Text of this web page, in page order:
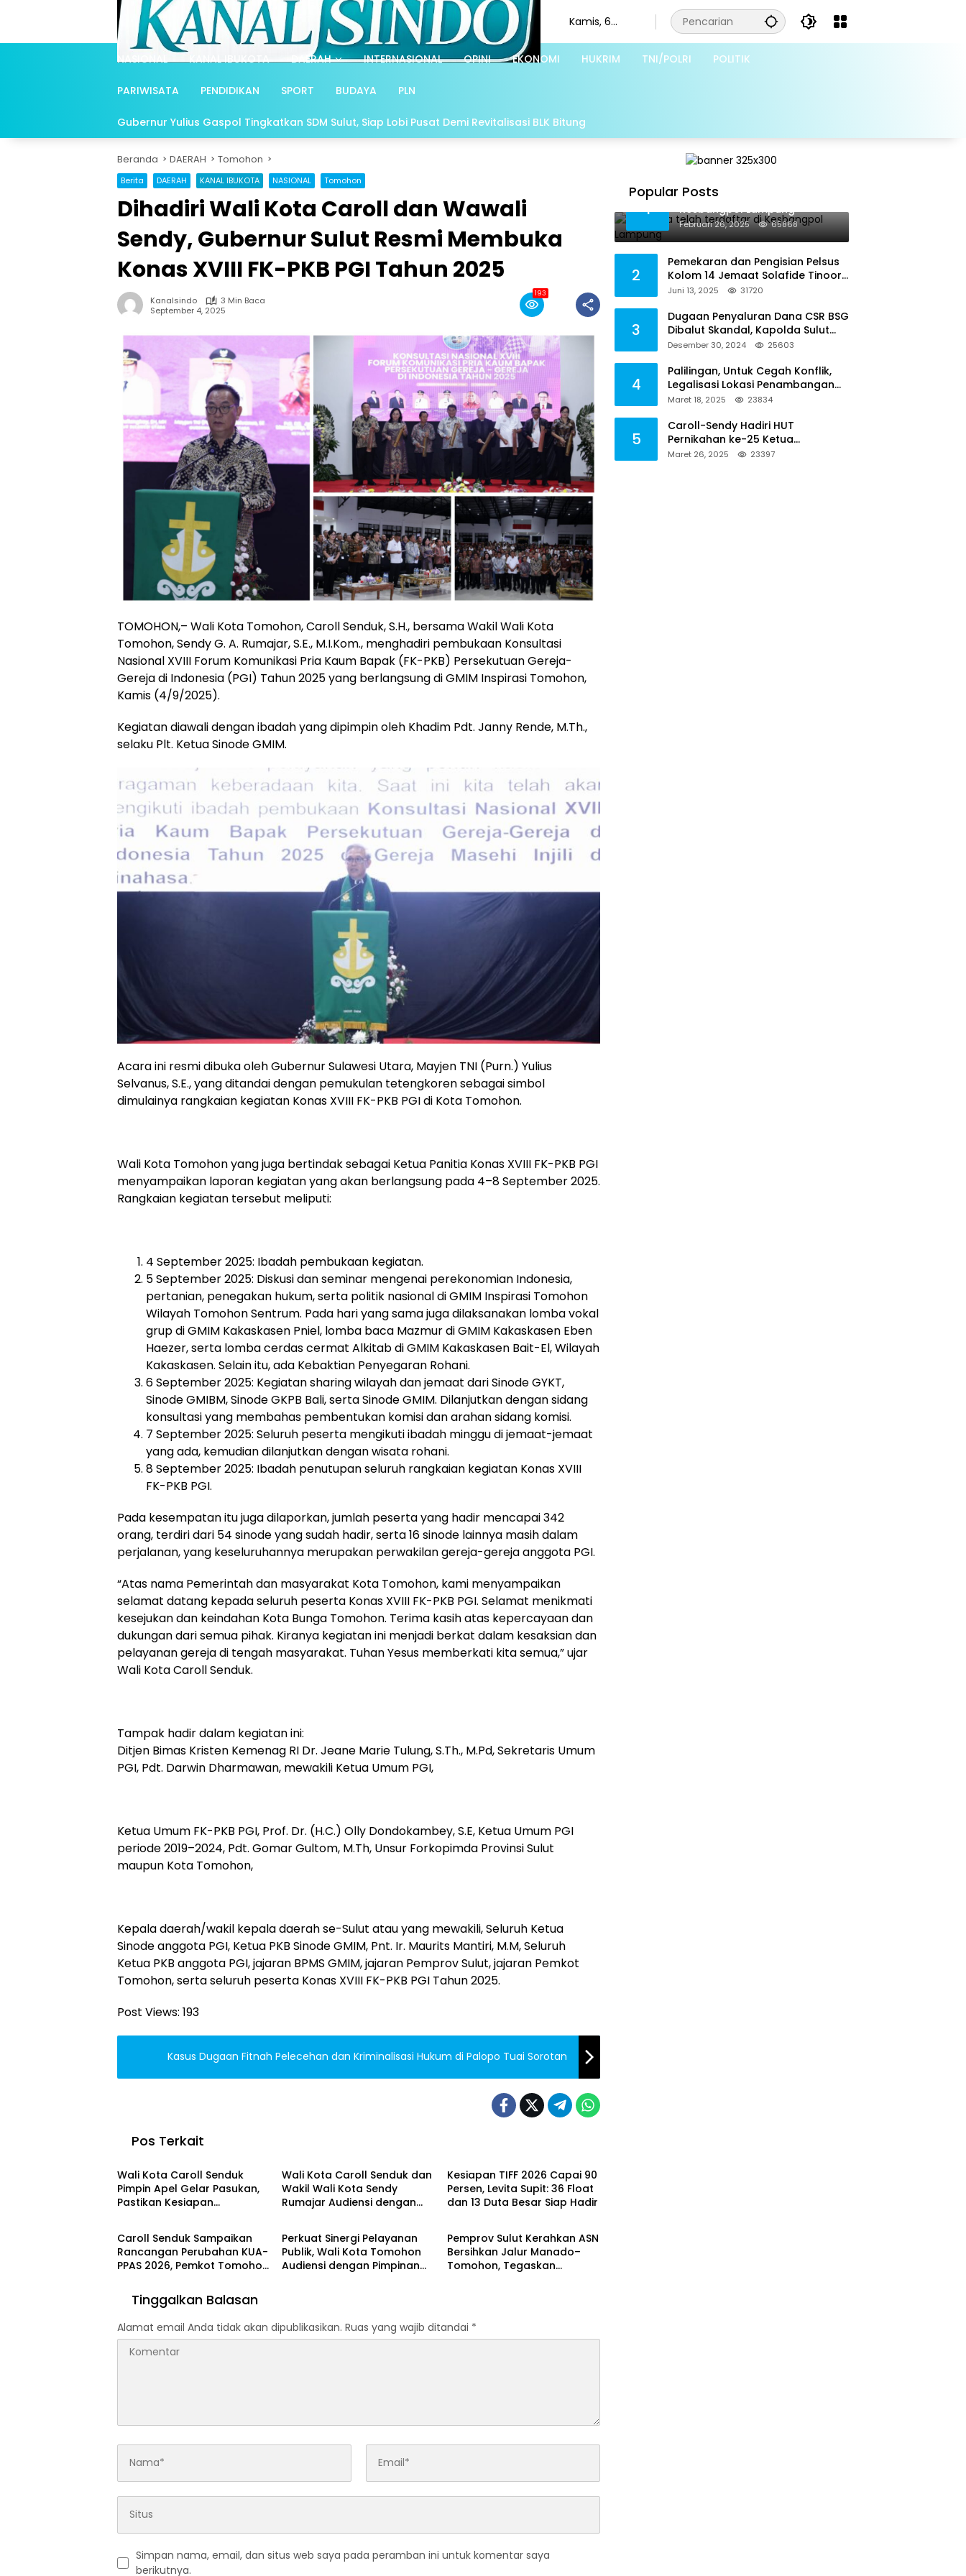
Kamis, 6
NASIONAL
KANAL IBUKOTA DAERAH INTERNASIONAL OPINI EKONOMI HUKRIM TNI/POLRI POLITIK
PARIWISATA PENDIDIKAN SPORT BUDAYA PLN
Gubernur Yulius Gaspol Tingkatkan SDM Sulut, Siap Lobi Pusat Demi Revitalisasi BLK Bitung
Beranda DAERAH Tomohon
Berita DAERAH KANAL IBUKOTA NASIONAL Tomohon
Dihadiri Wali Kota Caroll dan Wawali
Sendy, Gubernur Sulut Resmi Membuka
Konas XVIII FK-PKB PGI Tahun 2025
Kanalsindo
3 Min Baca
September 4, 2025
193
TOMOHON,– Wali Kota Tomohon, Caroll Senduk, S.H., bersama Wakil Wali Kota
Tomohon, Sendy G. A. Rumajar, S.E., M.I.Kom., menghadiri pembukaan Konsultasi
Nasional XVIII Forum Komunikasi Pria Kaum Bapak (FK-PKB) Persekutuan Gereja-
Gereja di Indonesia (PGI) Tahun 2025 yang berlangsung di GMIM Inspirasi Tomohon,
Kamis (4/9/2025).
Kegiatan diawali dengan ibadah yang dipimpin oleh Khadim Pdt. Janny Rende, M.Th.,
selaku Plt. Ketua Sinode GMIM.
Acara ini resmi dibuka oleh Gubernur Sulawesi Utara, Mayjen TNI (Purn.) Yulius
Selvanus, S.E., yang ditandai dengan pemukulan tetengkoren sebagai simbol
dimulainya rangkaian kegiatan Konas XVIII FK-PKB PGI di Kota Tomohon.
Wali Kota Tomohon yang juga bertindak sebagai Ketua Panitia Konas XVIII FK-PKB PGI
menyampaikan laporan kegiatan yang akan berlangsung pada 4–8 September 2025.
Rangkaian kegiatan tersebut meliputi:
4 September 2025: Ibadah pembukaan kegiatan.
5 September 2025: Diskusi dan seminar mengenai perekonomian Indonesia,
pertanian, penegakan hukum, serta politik nasional di GMIM Inspirasi Tomohon
Wilayah Tomohon Sentrum. Pada hari yang sama juga dilaksanakan lomba vokal
grup di GMIM Kakaskasen Pniel, lomba baca Mazmur di GMIM Kakaskasen Eben
Haezer, serta lomba cerdas cermat Alkitab di GMIM Kakaskasen Bait-El, Wilayah
Kakaskasen. Selain itu, ada Kebaktian Penyegaran Rohani.
6 September 2025: Kegiatan sharing wilayah dan jemaat dari Sinode GYKT,
Sinode GMIBM, Sinode GKPB Bali, serta Sinode GMIM. Dilanjutkan dengan sidang
konsultasi yang membahas pembentukan komisi dan arahan sidang komisi.
7 September 2025: Seluruh peserta mengikuti ibadah minggu di jemaat-jemaat
yang ada, kemudian dilanjutkan dengan wisata rohani.
8 September 2025: Ibadah penutupan seluruh rangkaian kegiatan Konas XVIII
FK-PKB PGI.
Pada kesempatan itu juga dilaporkan, jumlah peserta yang hadir mencapai 342
orang, terdiri dari 54 sinode yang sudah hadir, serta 16 sinode lainnya masih dalam
perjalanan, yang keseluruhannya merupakan perwakilan gereja-gereja anggota PGI.
“Atas nama Pemerintah dan masyarakat Kota Tomohon, kami menyampaikan
selamat datang kepada seluruh peserta Konas XVIII FK-PKB PGI. Selamat menikmati
kesejukan dan keindahan Kota Bunga Tomohon. Terima kasih atas kepercayaan dan
dukungan dari semua pihak. Kiranya kegiatan ini menjadi berkat dalam kesaksian dan
pelayanan gereja di tengah masyarakat. Tuhan Yesus memberkati kita semua,” ujar
Wali Kota Caroll Senduk.
Tampak hadir dalam kegiatan ini:
Ditjen Bimas Kristen Kemenag RI Dr. Jeane Marie Tulung, S.Th., M.Pd, Sekretaris Umum
PGI, Pdt. Darwin Dharmawan, mewakili Ketua Umum PGI,
Ketua Umum FK-PKB PGI, Prof. Dr. (H.C.) Olly Dondokambey, S.E, Ketua Umum PGI
periode 2019–2024, Pdt. Gomar Gultom, M.Th, Unsur Forkopimda Provinsi Sulut
maupun Kota Tomohon,
Kepala daerah/wakil kepala daerah se-Sulut atau yang mewakili, Seluruh Ketua
Sinode anggota PGI, Ketua PKB Sinode GMIM, Pnt. Ir. Maurits Mantiri, M.M, Seluruh
Ketua PKB anggota PGI, jajaran BPMS GMIM, jajaran Pemprov Sulut, jajaran Pemkot
Tomohon, serta seluruh peserta Konas XVIII FK-PKB PGI Tahun 2025.
Post Views: 193
Kasus Dugaan Fitnah Pelecehan dan Kriminalisasi Hukum di Palopo Tuai Sorotan
Pos Terkait
Tomohon
Wali Kota Caroll Senduk
Pimpin Apel Gelar Pasukan,
Pastikan Kesiapan
Wali Kota Caroll Senduk dan
Wakil Wali Kota Sendy
Rumajar Audiensi dengan
TIFF 2026
Kesiapan TIFF 2026 Capai 90
Persen, Levita Supit: 36 Float
dan 13 Duta Besar Siap Hadir
Tomohon
Caroll Senduk Sampaikan
Rancangan Perubahan KUA-
PPAS 2026, Pemkot Tomohon
Pembangunan
Tomohon
Perkuat Sinergi Pelayanan
Publik, Wali Kota Tomohon
Audiensi dengan Pimpinan
Manado
Pemprov Sulut Kerahkan ASN
Bersihkan Jalur Manado–
Tomohon, Tegaskan
Tinggalkan Balasan
Alamat email Anda tidak akan dipublikasikan. Ruas yang wajib ditandai *
Simpan nama, email, dan situs web saya pada peramban ini untuk komentar saya
berikutnya.
Popular Posts
1
Grib Jaya telah terdaftar di
Kesbangpol Lampung
Februari 26, 2025 65868
2
Pemekaran dan Pengisian Pelsus
Kolom 14 Jemaat Solafide Tinoor
Langgar Tata Gereja 2021, Toreh :
Juni 13, 2025 31720
3
Dugaan Penyaluran Dana CSR BSG
Dibalut Skandal, Kapolda Sulut
Diminta Menseriusi Hal ini
Desember 30, 2024 25603
4
Palilingan, Untuk Cegah Konflik,
Legalisasi Lokasi Penambangan
Solusinya
Maret 18, 2025 23834
5
Caroll-Sendy Hadiri HUT
Pernikahan ke-25 Ketua
Pengadilan Negeri Tondano
Maret 26, 2025 23397